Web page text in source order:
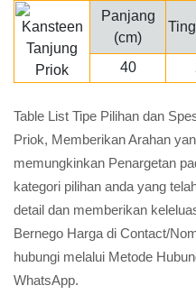
Panjang
(cm)
40
Table List Tipe Pilihan dan
Priok, Memberikan Arahan
memungkinkan Penargetan
kategori pilihan anda yang
detail dan memberikan
Bernego Harga di Contact/
hubungi melalui Metode
WhatsApp.